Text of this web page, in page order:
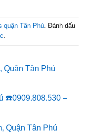
quận Tân Phú . Đánh dấu
Tân Phú
☎️0909.808.530 –
Quận Tân Phú